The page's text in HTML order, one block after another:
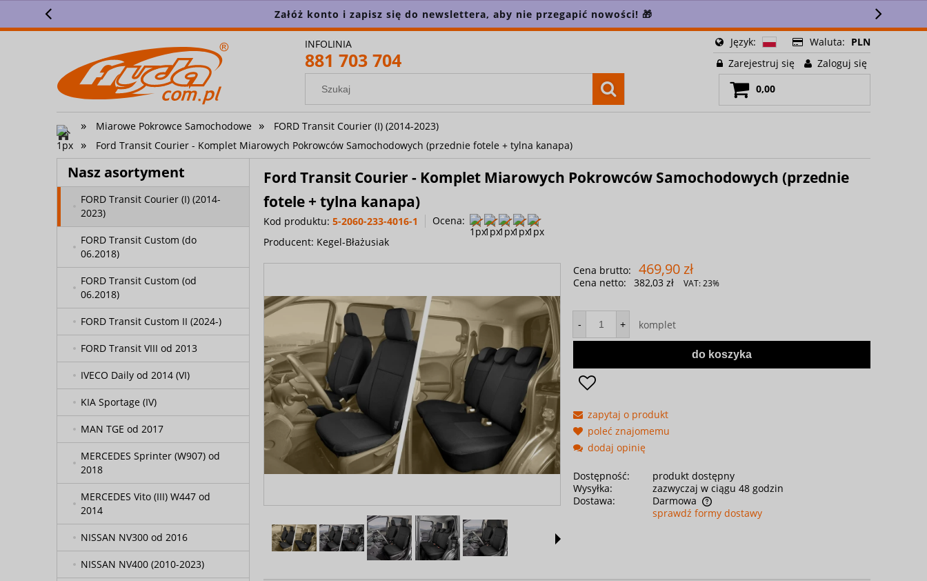
Załóż konto i zapisz się do newslettera, aby nie przegapić nowości! 🎁
INFOLINIA
881 703 704
Język: Waluta: PLN
Zarejestruj się
Zaloguj się
0,00
» Miarowe Pokrowce Samochodowe » FORD Transit Courier (I) (2014-2023)
» Ford Transit Courier - Komplet Miarowych Pokrowców Samochodowych (przednie fotele + tylna kanapa)
Nasz asortyment
FORD Tourneo Custom (od
06.2018)
(2024-)
FORD Transit Connect II Van
od 2014
FORD Transit Courier (I) (2014-
2023)
FORD Transit Custom (do
06.2018)
FORD Transit Custom (od
06.2018)
FORD Transit Custom II (2024-)
FORD Transit VIII od 2013
IVECO Daily od 2014 (VI)
KIA Sportage (IV)
MAN TGE od 2017
MERCEDES Sprinter (W907) od
2018
MERCEDES Vito (III) W447 od
2014
NISSAN NV300 od 2016
NISSAN NV400 (2010-2023)
Ford Transit Courier - Komplet Miarowych Pokrowców Samochodowych (przednie
fotele + tylna kanapa)
Kod produktu: 5-2060-233-4016-1
Ocena:
Producent: Kegel-Błażusiak
Cena brutto: 469,90 zł
Cena netto: 382,03 zł VAT:23%
- + komplet
do koszyka
zapytaj o produkt
poleć znajomemu
dodaj opinię
Dostępność:
produkt dostępny
Wysyłka:
zazwyczaj w ciągu 48 godzin
Dostawa:
Darmowa
sprawdź formy dostawy